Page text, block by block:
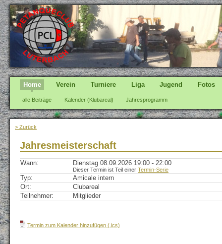
Home Verein Turniere Liga Jugend Fotos
alle Beiträge Kalender (Klubareal) Jahresprogramm
> Zurück
Jahresmeisterschaft
Wann: Dienstag 08.09.2026 19:00 - 22:00
Dieser Termin ist Teil einer Termin-Serie
Typ:
Amicale intern
Ort:
Clubareal
Teilnehmer:
Mitglieder
Termin zum Kalender hinzufügen (.ics)